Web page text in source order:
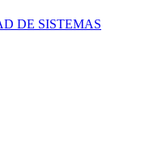
DE SISTEMAS